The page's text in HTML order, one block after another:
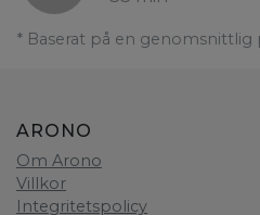
* Baserat på en genomsnittlig
ARONO
Om Arono
Villkor
Integritetspolicy